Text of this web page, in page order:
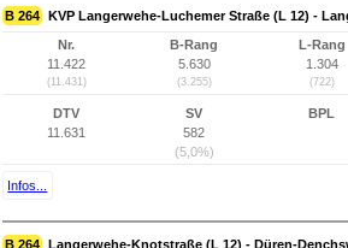
B 264 KVP Langerwehe-Luchemer Straße (L 12) -
Nr.
11.422
(11.431)
B-Rang
5.630
(3.255)
L-Rang
1.304
(722)
DTV
11.631
SV
582
(5,0%)
BPL
Infos...
B 264 Langerwehe-Knotstraße (L 12) - Düren-